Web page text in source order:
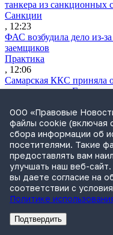
танкера из санкционных
Санкции
, 12:23
ФАС возбудила дело из-
заемщиков
Практика
, 12:06
Самарская ККС приняла
после проверки
, 11:48
ВККС открыла семь
Судьи
, 11:28
Власти обсуждают
Практика
, 10:50
Утренний обзор за 5
обучении нейросетей и
, 09:37
РекламаАдвокатское бюро
ООО «Правовые
файлы cookie (включая
сбора информации об
посетителями. Такие
предоставлять вам
улучшать наш веб-
вы даете согласие на
соответствии с
Политике
Подтвердить